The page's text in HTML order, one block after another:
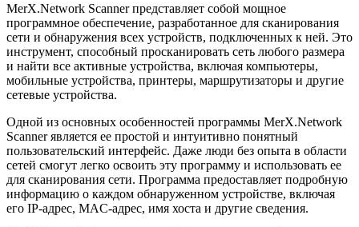
MerX.Network Scanner представляет собой мощное
программное обеспечение, разработанное для сканирования
сети и обнаружения всех устройств, подключенных к ней. Это
инструмент, способный просканировать сеть любого размера
и найти все активные устройства, включая компьютеры,
мобильные устройства, принтеры, маршрутизаторы и другие
сетевые устройства.
Одной из основных особенностей программы MerX.Network
Scanner является ее простой и интуитивно понятный
пользовательский интерфейс. Даже люди без опыта в области
сетей смогут легко освоить эту программу и использовать ее
для сканирования сети. Программа предоставляет подробную
информацию о каждом обнаруженном устройстве, включая
его IP-адрес, MAC-адрес, имя хоста и другие сведения.